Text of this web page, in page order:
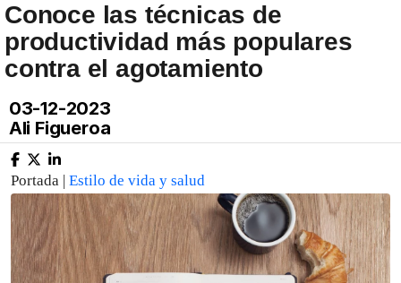
Conoce las técnicas de
productividad más populares
contra el agotamiento
03-12-2023
Ali Figueroa
Portada | Estilo de vida y salud